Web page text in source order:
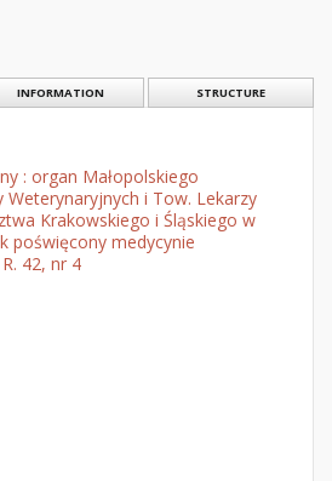
INFORMATION STRUCTURE
: organ Małopolskiego
Weterynaryjnych i Tow. Lekarzy
Krakowskiego i Śląskiego w
poświęcony medycynie
42, nr 4